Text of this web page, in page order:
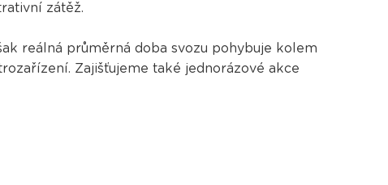
zátěž.
reálná průměrná doba svozu pohybuje kolem
Zajišťujeme také jednorázové akce